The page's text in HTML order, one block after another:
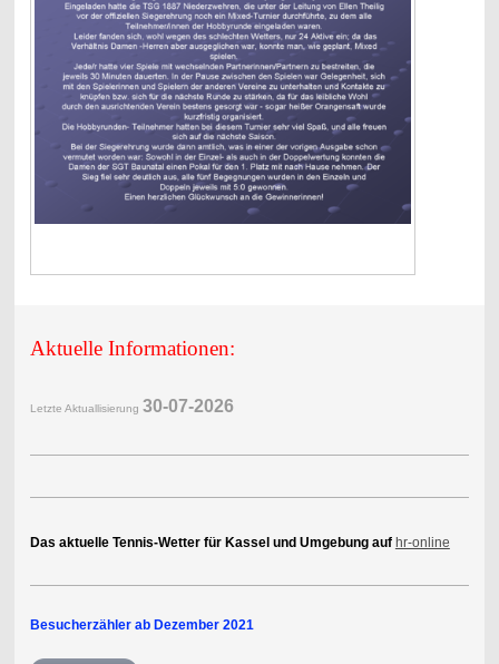
Aktuelle Informationen:
Letzte Aktuallisierung 30-07-2026
Das aktuelle Tennis-Wetter für Kassel und Umgebung auf hr-online
Besucherzähler ab Dezember 2021